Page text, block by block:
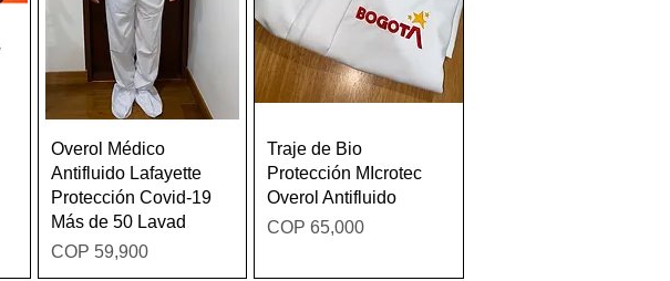
Quick View
Overol Médico
Antifluido Lafayette
Protección Covid-19
Más de 50 Lavad
Price
COP 59,900
Quick View
Traje de Bio
Protección MIcrotec
Overol Antifluido
Price
COP 65,000